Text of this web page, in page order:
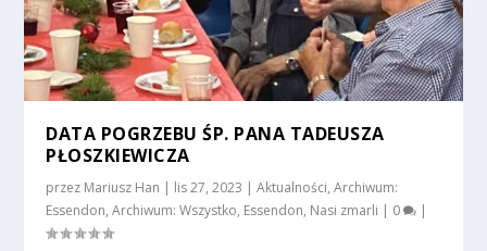
DATA POGRZEBU ŚP. PANA TADEUSZA
PŁOSZKIEWICZA
przez Mariusz Han | lis 27, 2023 |Aktualności,Archiwum:
Essendon,Archiwum: Wszystko, Essendon, Nasi zmarli | 0 |